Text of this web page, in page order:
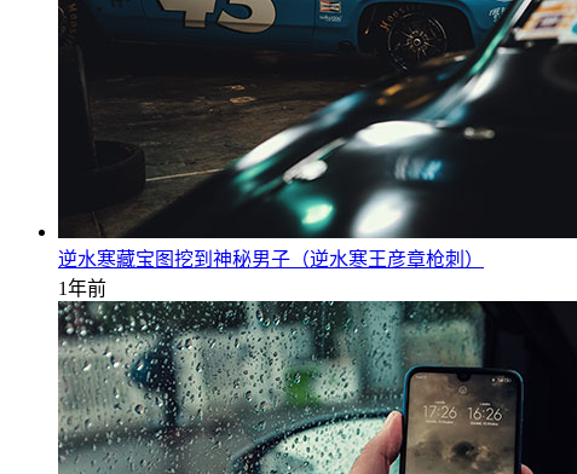
逆水寒藏宝图挖到神秘男子（逆水寒王彦章枪刺）
1年前